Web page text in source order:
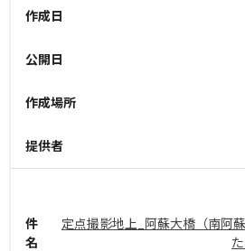
作成日
公開日
作成場所
提供者
件
名
定点撮影地上_阿蘇大橋（南阿